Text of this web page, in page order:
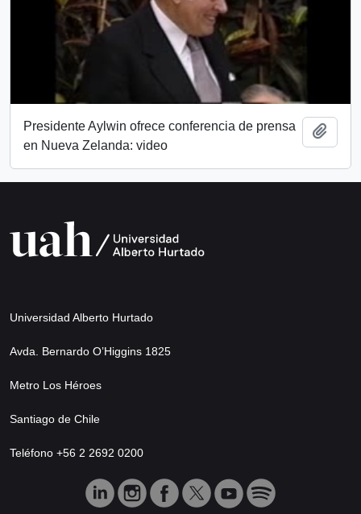
Presidente Aylwin ofrece conferencia de prensa
en Nueva Zelanda: video
Universidad Alberto Hurtado
Avda. Bernardo O’Higgins 1825
Metro Los Héroes
Santiago de Chile
Teléfono +56 2 2692 0200